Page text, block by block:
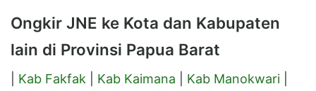
Ongkir JNE ke Kota dan Kabupaten
lain di Provinsi Papua Barat
Kab Fakfak Kab Kaimana Kab Manokwari